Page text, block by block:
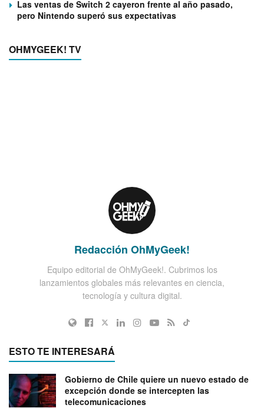
Las ventas de Switch 2 cayeron frente al año pasado,
pero Nintendo superó sus expectativas
OHMYGEEK! TV
Redacción OhMyGeek!
Equipo editorial de OhMyGeek!. Cubrimos los
lanzamientos globales más relevantes en ciencia,
tecnología y cultura digital.
ESTO TE INTERESARÁ
Gobierno de Chile quiere un nuevo estado de
excepción donde se intercepten las
telecomunicaciones